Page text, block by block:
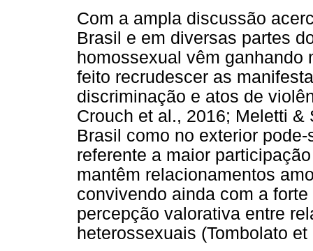
Com a ampla discussão
Brasil e em diversas partes
homossexual vêm
feito recrudescer as
discriminação e atos de
Crouch et al., 2016; Meletti &
Brasil como no exterior
referente a maior
mantêm relacionamentos
convivendo ainda com a
percepção valorativa entre
heterossexuais (Tombolato